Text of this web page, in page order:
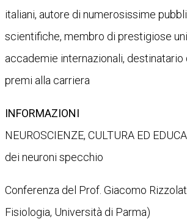
italiani, autore di numerosissime
scientifiche, membro di prestigiose
accademie internazionali,
premi alla carriera
INFORMAZIONI
NEUROSCIENZE, CULTURA ED
dei neuroni specchio
Conferenza del Prof. Giacomo
Fisiologia, Università di Parma)